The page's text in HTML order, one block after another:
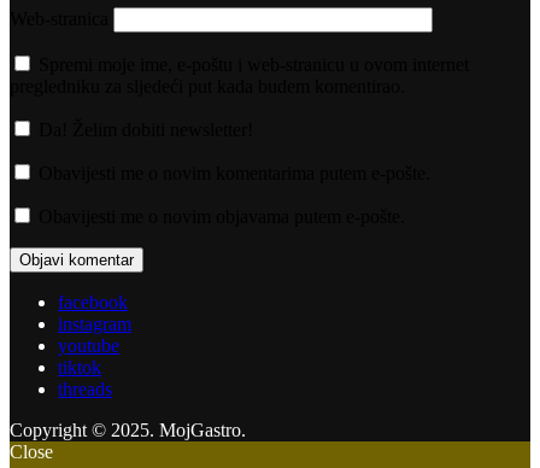
facebook
instagram
youtube
tiktok
threads
Copyright © 2025. MojGastro.
Close